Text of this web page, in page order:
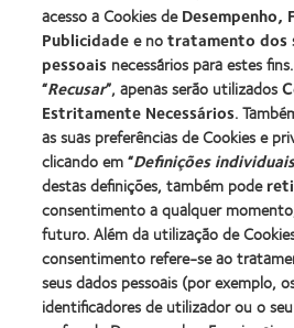
Lentes de contacto e a visão
Novo utilizador
Utilizador experiente
Blog
Sobre a CooperVision
Carreiras na CooperVision
Centro de Notícias
Contacte-nos
acesso a Cookies deDesempenho,
Publicidadee notratamento dos
pessoais necessários para estes
“Recusar”, apenas serão utilizados
Estritamente Necessários.
as suas preferências de Cookies e
clicando em “Definições
destas definições, também pode
consentimento a qualquer
futuro. Além da utilização de
consentimento refere-se ao
seus dados pessoais (por exemplo,
identificadores de utilizador ou o